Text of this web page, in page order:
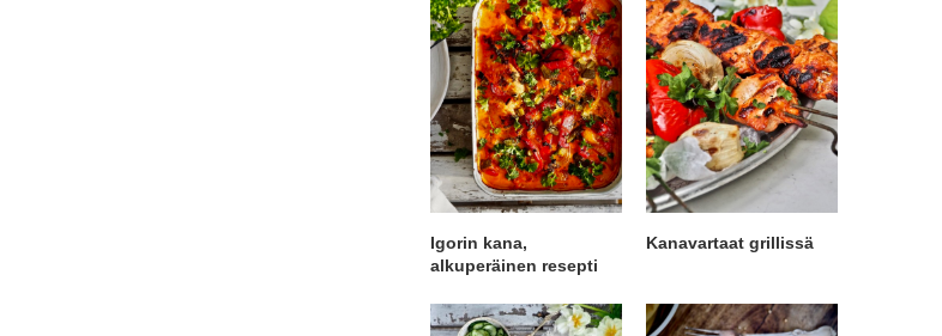
Igorin kana,
alkuperäinen resepti
Kanavartaat grillissä